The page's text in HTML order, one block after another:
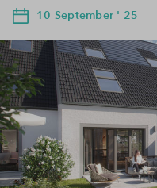
10 September ' 25